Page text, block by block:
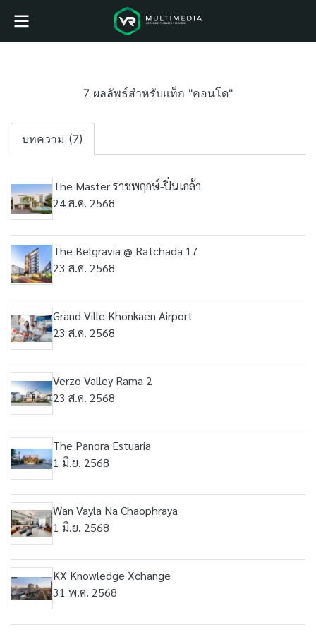
7 ผลลัพธ์สำหรับแท็ก "คอนโด"
บทความ (7)
The Master ราชพฤกษ์-ปิ่นเกล้า
24 ส.ค. 2568
The Belgravia @ Ratchada 17
23 ส.ค. 2568
Grand Ville Khonkaen Airport
23 ส.ค. 2568
Verzo Valley Rama 2
23 ส.ค. 2568
The Panora Estuaria
1 มิ.ย. 2568
Wan Vayla Na Chaophraya
1 มิ.ย. 2568
KX Knowledge Xchange
31 พ.ค. 2568